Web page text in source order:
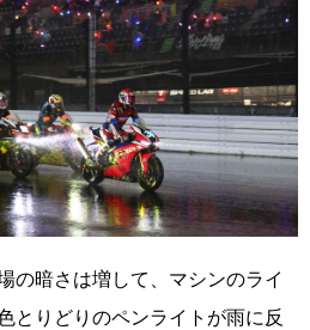
の暗さは増して、マシンのライ
とりどりのペンライトが雨に反